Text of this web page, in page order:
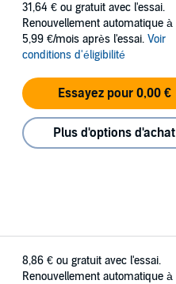
31,64 € ou gratuit avec l'essai.
Renouvellement automatique à
5,99 €/mois après l'essai. Voir
conditions d'éligibilité
Essayez pour 0,00 €
Plus d'options d'achat
8,86 € ou gratuit avec l'essai.
Renouvellement automatique à